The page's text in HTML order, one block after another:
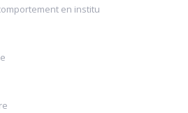
en institu